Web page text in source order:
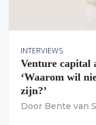
INTERVIEWS
Venture capital
‘Waarom wil
zijn?’
Door Bente van